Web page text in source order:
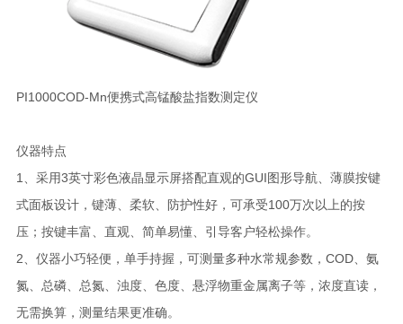
PI1000COD-Mn便携式高锰酸盐指数测定仪
仪器特点
1、采用3英寸彩色液晶显示屏搭配直观的GUI图形导航、薄膜按键
式面板设计，键薄、柔软、防护性好，可承受100万次以上的按
压；按键丰富、直观、简单易懂、引导客户轻松操作。
2、仪器小巧轻便，单手持握，可测量多种水常规参数，COD、氨
氮、总磷、总氮、浊度、色度、悬浮物重金属离子等，浓度直读，
无需换算，测量结果更准确。